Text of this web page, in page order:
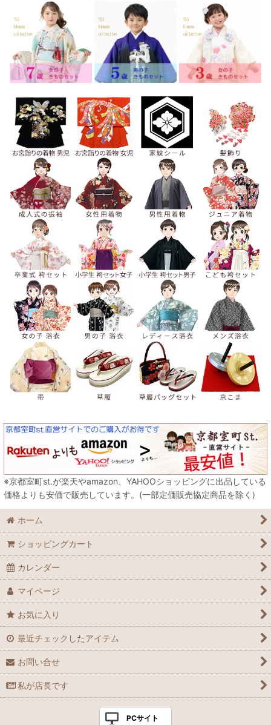
※京都室町st.が楽天やamazon、YAHOOショッピングに出品している
価格よりも安価で販売しています。(一部定価販売協定商品を除く)
ホーム
ショッピングカート
カレンダー
マイページ
お気に入り
最近チェックしたアイテム
お問い合せ
私が店長です
PCサイト